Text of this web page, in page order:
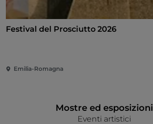
Festival del Prosciutto 2026
Emilia-Romagna
Eventi artistici
Mostre ed esposizioni